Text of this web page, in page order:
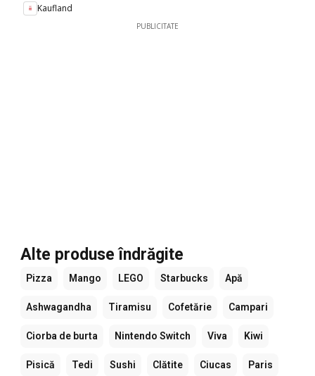
Kaufland
PUBLICITATE
Alte produse îndrăgite
Pizza Mango LEGO Starbucks Apă
Ashwagandha Tiramisu Cofetărie Campari
Ciorba de burta Nintendo Switch Viva Kiwi
Pisică Tedi Sushi Clătite Ciucas Paris